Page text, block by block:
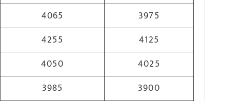
4065
3975
4255
4125
4050
4025
3985
3900